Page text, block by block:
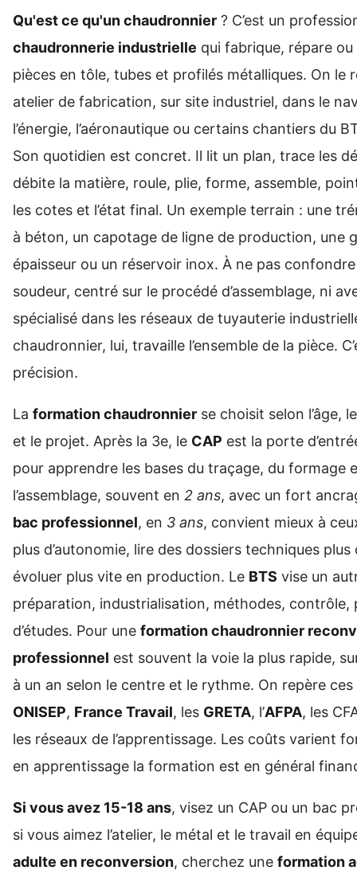
Qu'est ce qu'un chaudronnier ? C’est un
chaudronnerie industrielle qui fabrique, répare
pièces en tôle, tubes et profilés métalliques. On le
atelier de fabrication, sur site industriel, dans le
l’énergie, l’aéronautique ou certains chantiers du
Son quotidien est concret. Il lit un plan, trace les
débite la matière, roule, plie, forme, assemble,
les cotes et l’état final. Un exemple terrain : une
à béton, un capotage de ligne de production, une
épaisseur ou un réservoir inox. À ne pas
soudeur, centré sur le procédé d’assemblage, ni
spécialisé dans les réseaux de tuyauterie
chaudronnier, lui, travaille l’ensemble de la pièce.
précision.
La formation chaudronnier se choisit selon l’âge,
et le projet. Après la 3e, le CAP est la porte
pour apprendre les bases du traçage, du formage
l’assemblage, souvent en 2 ans, avec un fort
bac professionnel, en 3 ans, convient mieux à
plus d’autonomie, lire des dossiers techniques
évoluer plus vite en production. Le BTS vise un
préparation, industrialisation, méthodes, contrôle,
d’études. Pour une formation chaudronnier
professionnel est souvent la voie la plus rapide,
à un an selon le centre et le rythme. On repère
ONISEP, France Travail, les GRETA, l’AFPA, les
les réseaux de l’apprentissage. Les coûts varient
en apprentissage la formation est en général
Si vous avez 15-18 ans, visez un CAP ou un bac
si vous aimez l’atelier, le métal et le travail en
adulte en reconversion, cherchez une formation